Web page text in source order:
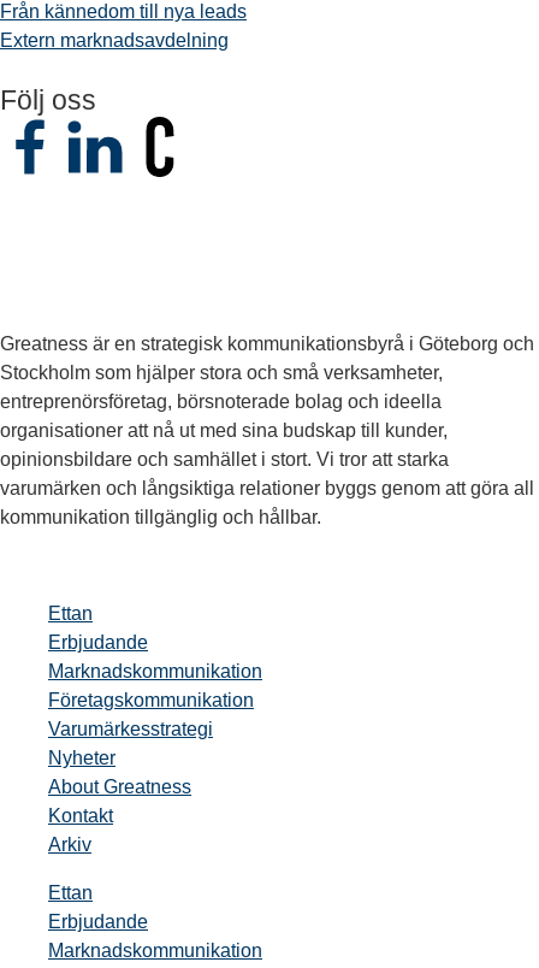
Från kännedom till nya leads
Extern marknadsavdelning
Följ oss
Greatness är en strategisk kommunikationsbyrå i Göteborg och
Stockholm som hjälper stora och små verksamheter,
entreprenörsföretag, börsnoterade bolag och ideella
organisationer att nå ut med sina budskap till kunder,
opinionsbildare och samhället i stort. Vi tror att starka
varumärken och långsiktiga relationer byggs genom att göra all
kommunikation tillgänglig och hållbar.
Ettan
Erbjudande
Marknadskommunikation
Företagskommunikation
Varumärkesstrategi
Nyheter
About Greatness
Kontakt
Arkiv
Ettan
Erbjudande
Marknadskommunikation